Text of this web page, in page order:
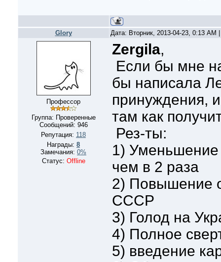
Glory Дата: Вторник, 2013-04-23, 0:13
Профессор
Группа: Проверенные
Сообщений: 946
Репутация: 118
Награды: 8
Замечания: 0%
Статус: Offline
Zergila,
Если бы мне
бы написала
принуждения,
там как
Рез-ты:
1) Уменьшение
чем в 2 раза
2) Повышение
СССР
3) Голод на
4) Полное
5) введение